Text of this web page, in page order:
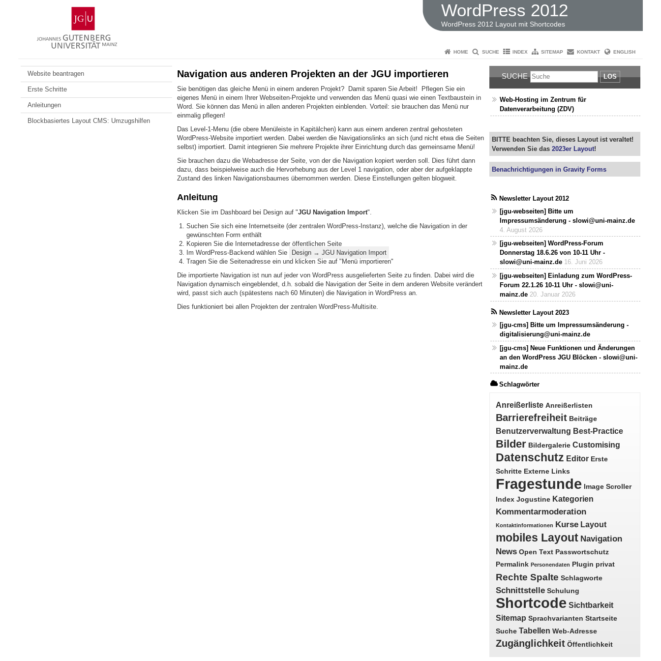
Gutenberg-
Universität
Mainz
WordPress 2012
WordPress 2012 Layout mit Shortcodes
HOME SUCHE INDEX SITEMAP KONTAKT ENGLISH
Website beantragen
Erste Schritte
Anleitungen
Blockbasiertes Layout CMS: Umzugshilfen
Navigation aus anderen Projekten an der JGU importieren
Sie benötigen das gleiche Menü in einem anderen Projekt? Damit sparen Sie Arbeit! Pflegen Sie ein
eigenes Menü in einem Ihrer Webseiten-Projekte und verwenden das Menü quasi wie einen Textbaustein in
Word. Sie können das Menü in allen anderen Projekten einblenden. Vorteil: sie brauchen das Menü nur
einmalig pflegen!
Das Level-1-Menu (die obere Menüleiste in Kapitälchen) kann aus einem anderen zentral gehosteten
WordPress-Website importiert werden. Dabei werden die Navigationslinks an sich (und nicht etwa die Seiten
selbst) importiert. Damit integrieren Sie mehrere Projekte ihrer Einrichtung durch das gemeinsame Menü!
Sie brauchen dazu die Webadresse der Seite, von der die Navigation kopiert werden soll. Dies führt dann
dazu, dass beispielweise auch die Hervorhebung aus der Level 1 navigation, oder aber der aufgeklappte
Zustand des linken Navigationsbaumes übernommen werden. Diese Einstellungen gelten blogweit.
Anleitung
Klicken Sie im Dashboard bei Design auf "JGU Navigation Import".
Suchen Sie sich eine Internetseite (der zentralen WordPress-Instanz), welche die Navigation in der
gewünschten Form enthält
Kopieren Sie die Internetadresse der öffentlichen Seite
Im WordPress-Backend wählen Sie
Design → JGU Navigation Import
Tragen Sie die Seitenadresse ein und klicken Sie auf "Menü importieren"
Die importierte Navigation ist nun auf jeder von WordPress ausgelieferten Seite zu finden. Dabei wird die
Navigation dynamisch eingeblendet, d.h. sobald die Navigation der Seite in dem anderen Website verändert
wird, passt sich auch (spätestens nach 60 Minuten) die Navigation in WordPress an.
Dies funktioniert bei allen Projekten der zentralen WordPress-Multisite.
SUCHE LOS
Web-Hosting im Zentrum für
Datenverarbeitung (ZDV)
BITTE beachten Sie, dieses Layout ist veraltet!
Verwenden Sie das2023er Layout!
Benachrichtigungen in Gravity Forms
Newsletter Layout 2012
[jgu-webseiten] Bitte um
Impressumsänderung - slowi@uni-mainz.de
4. August 2026
[jgu-webseiten] WordPress-Forum
Donnerstag 18.6.26 von 10-11 Uhr -
slowi@uni-mainz.de 16. Juni 2026
[jgu-webseiten] Einladung zum WordPress-
Forum 22.1.26 10-11 Uhr - slowi@uni-
mainz.de 20. Januar 2026
Newsletter Layout 2023
[jgu-cms] Bitte um Impressumsänderung -
digitalisierung@uni-mainz.de
[jgu-cms] Neue Funktionen und Änderungen
an den WordPress JGU Blöcken - slowi@uni-
mainz.de
Schlagwörter
Anreißerliste Anreißerlisten
Barrierefreiheit Beiträge
Benutzerverwaltung Best-Practice
Bilder Bildergalerie Customising
Datenschutz Editor Erste
Schritte Externe Links
Fragestunde
Image Scroller
Index Jogustine Kategorien
Kommentarmoderation
Kontaktinformationen Kurse Layout
mobiles Layout Navigation
News Open Text Passwortschutz
Permalink Personendaten Plugin privat
Rechte Spalte Schlagworte
Schnittstelle Schulung
Shortcode Sichtbarkeit
Sitemap Sprachvarianten Startseite
Suche Tabellen Web-Adresse
Zugänglichkeit Öffentlichkeit